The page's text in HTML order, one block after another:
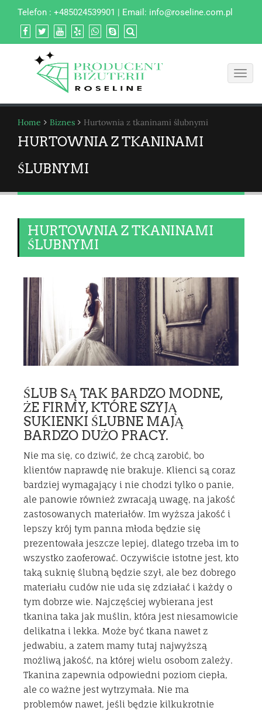
Telefon : +485024539901 | Email: info@roseline.com.pl
Home Biznes Hurtownia z tkaninami ślubnymi
HURTOWNIA Z TKANINAMI
ŚLUBNYMI
HURTOWNIA Z TKANINAMI
ŚLUBNYMI
ŚLUB SĄ TAK BARDZO MODNE,
ŻE FIRMY, KTÓRE SZYJĄ
SUKIENKI ŚLUBNE MAJĄ
BARDZO DUŻO PRACY.
Nie ma się, co dziwić, że chcą zarobić, bo
klientów naprawdę nie brakuje. Klienci są coraz
bardziej wymagający i nie chodzi tylko o panie,
ale panowie również zwracają uwagę, na jakość
zastosowanych materiałów. Im wyższa jakość i
lepszy krój tym panna młoda będzie się
prezentowała jeszcze lepiej, dlatego trzeba im to
wszystko zaoferować. Oczywiście istotne jest, kto
taką suknię ślubną będzie szył, ale bez dobrego
materiału cudów nie uda się zdziałać i każdy o
tym dobrze wie. Najczęściej wybierana jest
tkanina taka jak muślin, która jest niesamowicie
delikatna i lekka. Może być tkana nawet z
jedwabiu, a zatem mamy tutaj najwyższą
możliwą jakość, na której wielu osobom zależy.
Tkanina zapewnia odpowiedni poziom ciepła,
ale co ważne jest wytrzymała. Nie ma
problemów nawet, jeśli będzie kilkukrotnie